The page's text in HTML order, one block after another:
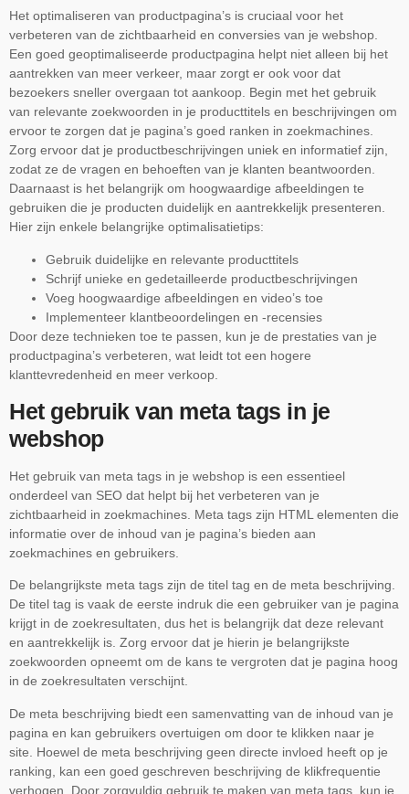
Het optimaliseren van productpagina’s is cruciaal voor het
verbeteren van de zichtbaarheid en conversies van je webshop.
Een goed geoptimaliseerde productpagina helpt niet alleen bij het
aantrekken van meer verkeer, maar zorgt er ook voor dat
bezoekers sneller overgaan tot aankoop. Begin met het gebruik
van relevante zoekwoorden in je producttitels en beschrijvingen om
ervoor te zorgen dat je pagina’s goed ranken in zoekmachines.
Zorg ervoor dat je productbeschrijvingen uniek en informatief zijn,
zodat ze de vragen en behoeften van je klanten beantwoorden.
Daarnaast is het belangrijk om hoogwaardige afbeeldingen te
gebruiken die je producten duidelijk en aantrekkelijk presenteren.
Hier zijn enkele belangrijke optimalisatietips:
Gebruik duidelijke en relevante producttitels
Schrijf unieke en gedetailleerde productbeschrijvingen
Voeg hoogwaardige afbeeldingen en video’s toe
Implementeer klantbeoordelingen en -recensies
Door deze technieken toe te passen, kun je de prestaties van je
productpagina’s verbeteren, wat leidt tot een hogere
klanttevredenheid en meer verkoop.
Het gebruik van meta tags in je
webshop
Het gebruik van meta tags in je webshop is een essentieel
onderdeel van SEO dat helpt bij het verbeteren van je
zichtbaarheid in zoekmachines. Meta tags zijn HTML elementen die
informatie over de inhoud van je pagina’s bieden aan
zoekmachines en gebruikers.
De belangrijkste meta tags zijn de titel tag en de meta beschrijving.
De titel tag is vaak de eerste indruk die een gebruiker van je pagina
krijgt in de zoekresultaten, dus het is belangrijk dat deze relevant
en aantrekkelijk is. Zorg ervoor dat je hierin je belangrijkste
zoekwoorden opneemt om de kans te vergroten dat je pagina hoog
in de zoekresultaten verschijnt.
De meta beschrijving biedt een samenvatting van de inhoud van je
pagina en kan gebruikers overtuigen om door te klikken naar je
site. Hoewel de meta beschrijving geen directe invloed heeft op je
ranking, kan een goed geschreven beschrijving de klikfrequentie
verhogen. Door zorgvuldig gebruik te maken van meta tags, kun je